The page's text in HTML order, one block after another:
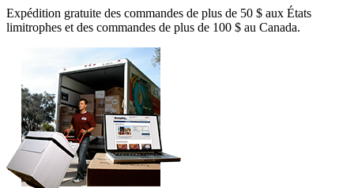
Expédition gratuite des commandes de plus de 50 $ aux États
limitrophes et des commandes de plus de 100 $ au Canada.